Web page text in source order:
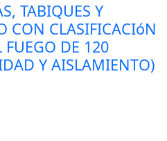
TABIQUES Y
CON CLASIFICACIóN
FUEGO DE 120
Y AISLAMIENTO)